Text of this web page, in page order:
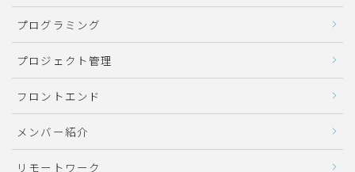
プログラミング
プロジェクト管理
フロントエンド
メンバー紹介
リモートワーク